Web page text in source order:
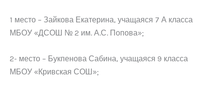
1 место – Зайкова Екатерина, учащаяся 7 А класса
МБОУ «ДСОШ № 2 им. А.С. Попова»;
2- место – Букпенова Сабина, учащаяся 9 класса
МБОУ «Кривская СОШ»;